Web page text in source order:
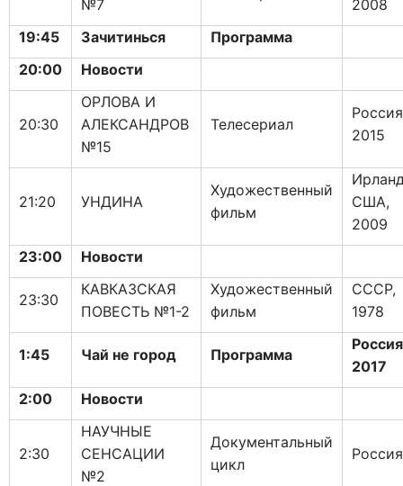
№7
2008
19:45
Зачитинься
Программа
20:00
Новости
20:30
ОРЛОВА И
АЛЕКСАНДРОВ
№15
Телесериал
2015
21:20 УНДИНА
Художественный
фильм
США,
2009
23:00
Новости
23:30
КАВКАЗСКАЯ
ПОВЕСТЬ №1-2
Художественный
фильм
СССР,
1978
1:45 Чай не город Программа
2017
2:00
Новости
2:30
НАУЧНЫЕ
СЕНСАЦИИ
№2
Документальный
цикл
Россия